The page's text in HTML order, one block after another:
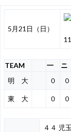
5月21日（日）
TEAM 一 ニ
明 大
０ ０
東 大 ０ ０
４４ 児